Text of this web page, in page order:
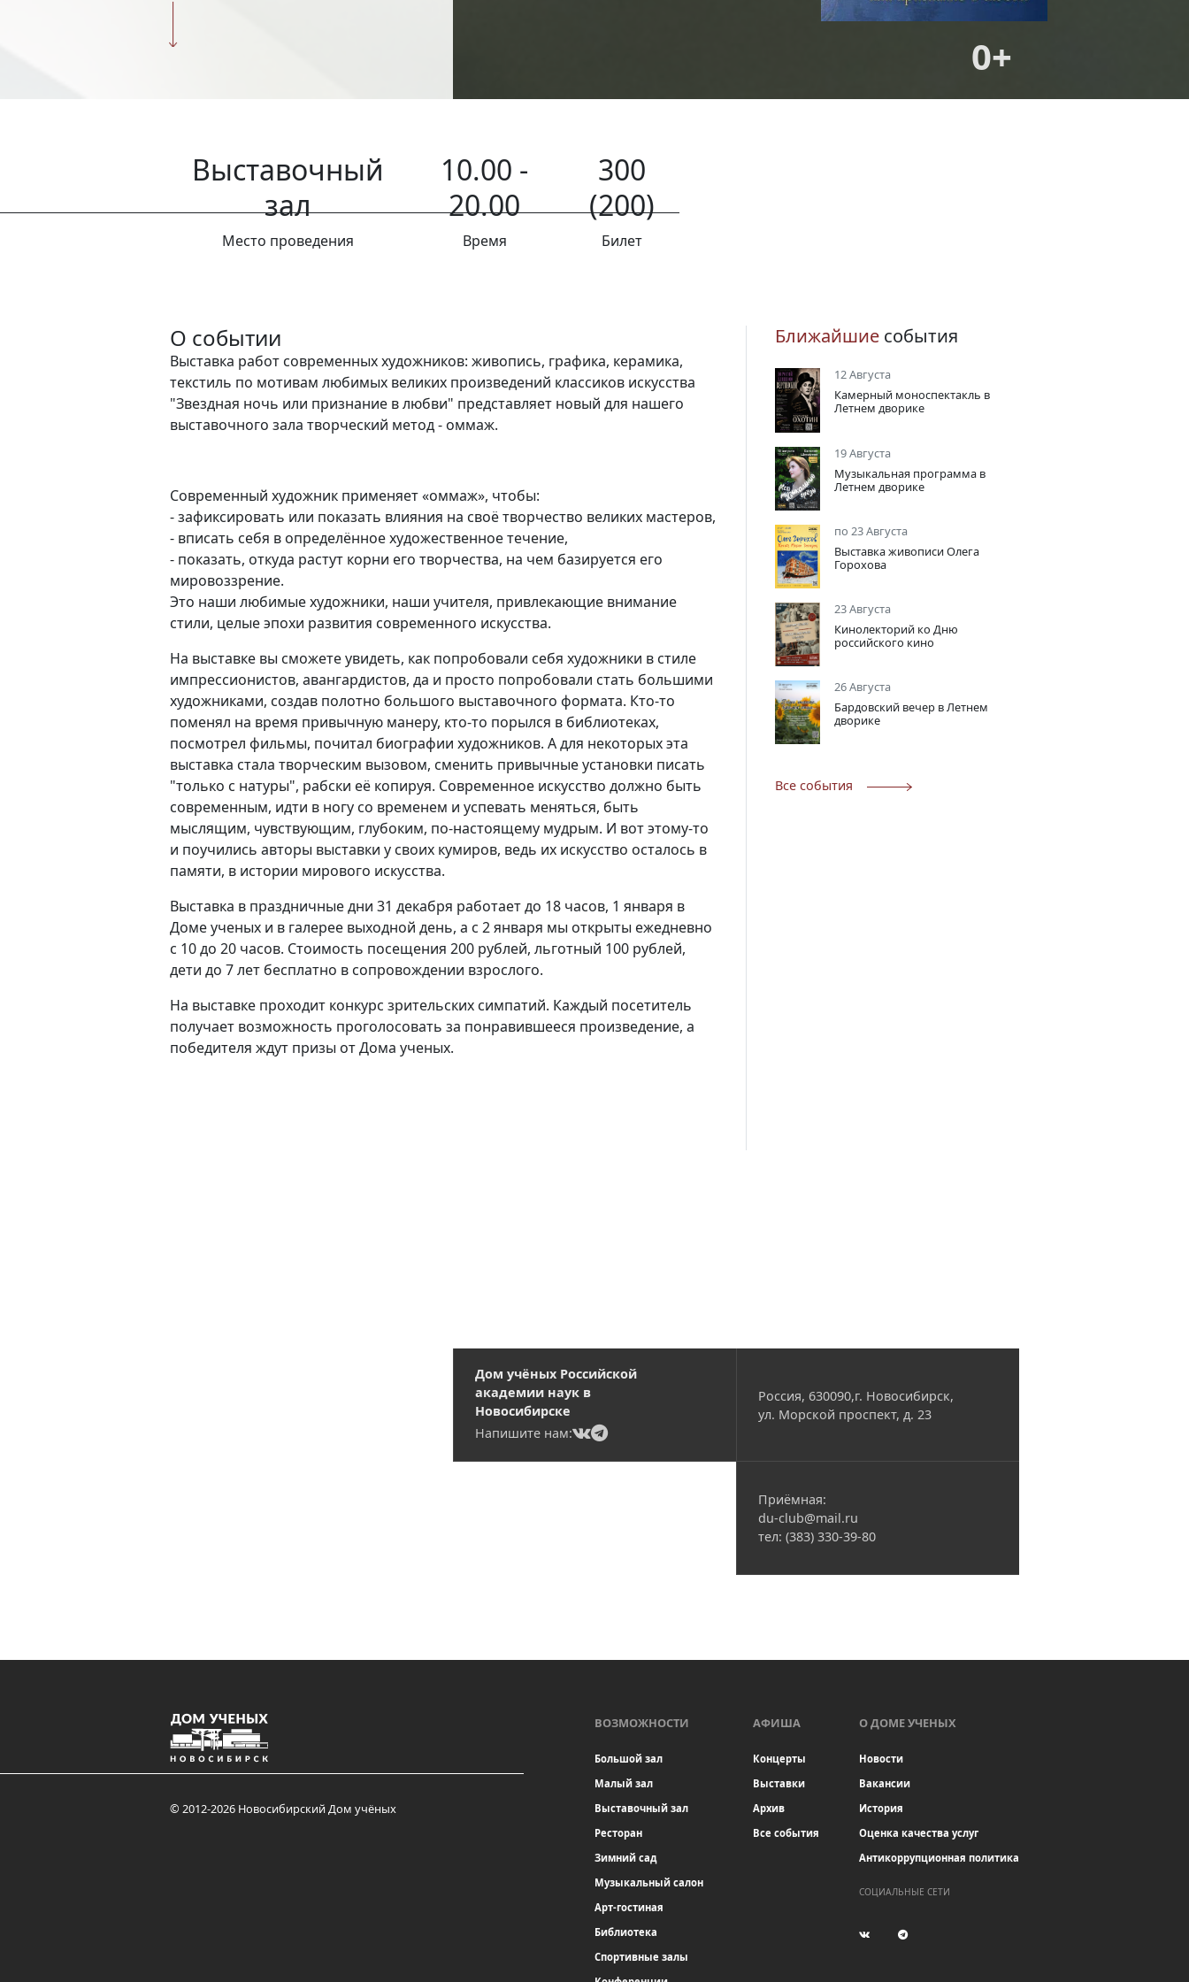
Новости
Наука
О Доме учёных
Виртуальный тур
Контакты
Вакансии
0+
Выставочный
зал
Место проведения
10.00 -
20.00
Время
300
(200)
Билет
О событии
Выставка работ современных художников: живопись, графика, керамика,
текстиль по мотивам любимых великих произведений классиков искусства
"Звездная ночь или признание в любви" представляет новый для нашего
выставочного зала творческий метод - оммаж.
Современный художник применяет «оммаж», чтобы:
- зафиксировать или показать влияния на своё творчество великих мастеров,
- вписать себя в определённое художественное течение,
- показать, откуда растут корни его творчества, на чем базируется его
мировоззрение.
Это наши любимые художники, наши учителя, привлекающие внимание
стили, целые эпохи развития современного искусства.
На выставке вы сможете увидеть, как попробовали себя художники в стиле
импрессионистов, авангардистов, да и просто попробовали стать большими
художниками, создав полотно большого выставочного формата. Кто-то
поменял на время привычную манеру, кто-то порылся в библиотеках,
посмотрел фильмы, почитал биографии художников. А для некоторых эта
выставка стала творческим вызовом, сменить привычные установки писать
"только с натуры", рабски её копируя. Современное искусство должно быть
современным, идти в ногу со временем и успевать меняться, быть
мыслящим, чувствующим, глубоким, по-настоящему мудрым. И вот этому-то
и поучились авторы выставки у своих кумиров, ведь их искусство осталось в
памяти, в истории мирового искусства.
Выставка в праздничные дни 31 декабря работает до 18 часов, 1 января в
Доме ученых и в галерее выходной день, а с 2 января мы открыты ежедневно
с 10 до 20 часов. Стоимость посещения 200 рублей, льготный 100 рублей,
дети до 7 лет бесплатно в сопровождении взрослого.
На выставке проходит конкурс зрительских симпатий. Каждый посетитель
получает возможность проголосовать за понравившееся произведение, а
победителя ждут призы от Дома ученых.
Ближайшие события
12 Августа
Камерный моноспектакль в
Летнем дворике
19 Августа
Музыкальная программа в
Летнем дворике
по 23 Августа
Выставка живописи Олега
Горохова
23 Августа
Кинолекторий ко Дню
российского кино
26 Августа
Бардовский вечер в Летнем
дворике
Все события
Дом учёных Российской
академии наук в
Новосибирске
Напишите нам:
(current)
(current)
Россия, 630090,г. Новосибирск,
ул. Морской проспект, д. 23
Приёмная:
du-club@mail.ru
тел: (383) 330-39-80
© 2012-2026 Новосибирский Дом учёных
ВОЗМОЖНОСТИ
Большой зал
Малый зал
Выставочный зал
Ресторан
Зимний сад
Музыкальный салон
Арт-гостиная
Библиотека
Спортивные залы
АФИША
Концерты
Выставки
Архив
Все события
О ДОМЕ УЧЕНЫХ
Новости
Вакансии
История
Оценка качества услуг
Антикоррупционная политика
СОЦИАЛЬНЫЕ СЕТИ
(current)(current)